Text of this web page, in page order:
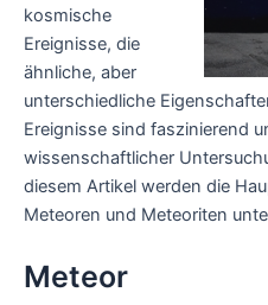
kosmische
Ereignisse, die
ähnliche, aber
unterschiedliche
Ereignisse sind faszinierend
wissenschaftlicher
diesem Artikel werden die
Meteoren und Meteoriten
Meteor